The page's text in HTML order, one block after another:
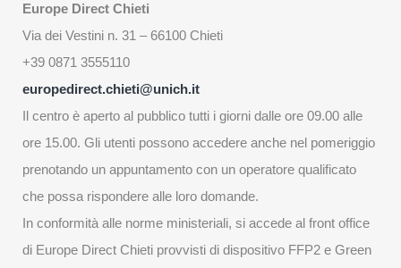
Europe Direct Chieti
Via dei Vestini n. 31 – 66100 Chieti
+39 0871 3555110
europedirect.chieti@unich.it
Il centro è aperto al pubblico tutti i giorni dalle ore 09.00 alle
ore 15.00. Gli utenti possono accedere anche nel pomeriggio
prenotando un appuntamento con un operatore qualificato
che possa rispondere alle loro domande.
In conformità alle norme ministeriali, si accede al front office
di Europe Direct Chieti provvisti di dispositivo FFP2 e Green